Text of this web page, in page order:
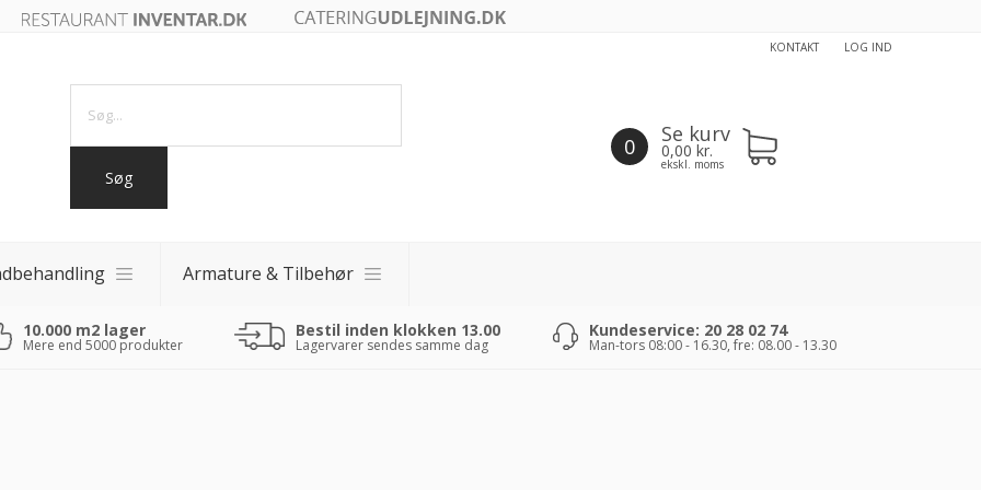
KONTAKT LOG IND
0 Se kurv
0,00 kr.
ekskl. moms
Armature & Tilbehør
10.000 m2 lager
Mere end 5000 produkter
Bestil inden klokken 13.00
Lagervarer sendes samme dag
Kundeservice: 20 28 02 74
Man-tors 08:00 - 16.30, fre: 08.00 - 13.30